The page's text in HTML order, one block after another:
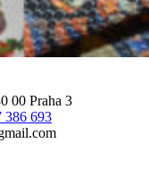
00 Praha 3
386 693